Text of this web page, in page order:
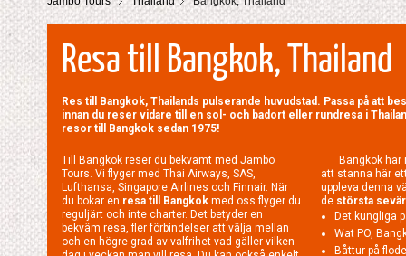
Resa till Bangkok, Thailand
Res till Bangkok, Thailands pulserande huvudstad. Passa på att
innan du reser vidare till en sol- och badort eller rundresa i
resor till Bangkok sedan 1975!
Till Bangkok reser du bekvämt med Jambo
Tours. Vi flyger med Thai Airways, SAS,
Lufthansa, Singapore Airlines och Finnair. När
du bokar en resa till Bangkok med oss flyger du
reguljärt och inte charter. Det betyder en
bekväm resa, fler förbindelser att välja mellan
och en högre grad av valfrihet vad gäller vilken
Bangkok har
att stanna här
uppleva denna
de största
Det kungliga
Wat PO,
Båttur på